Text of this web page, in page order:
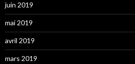
juin 2019
mai 2019
avril 2019
mars 2019